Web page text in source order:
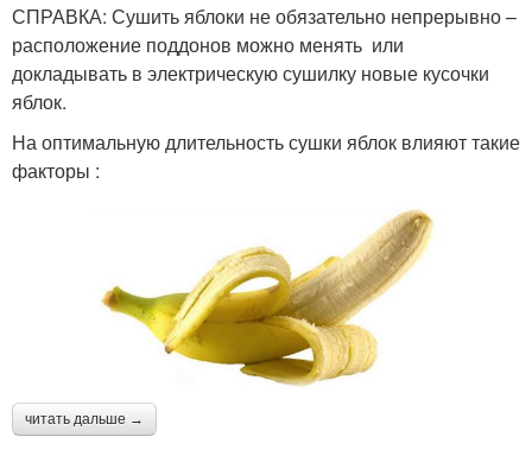
СПРАВКА: Сушить яблоки не обязательно непрерывно –
расположение поддонов можно менять или
докладывать в электрическую сушилку новые кусочки
яблок.
На оптимальную длительность сушки яблок влияют такие
факторы :
читать дальше →